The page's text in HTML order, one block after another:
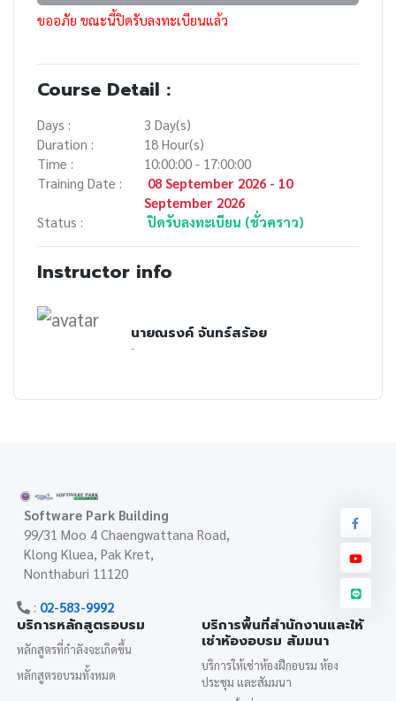
ขออภัย ขณะนี้ปิดรับลงทะเบียนแล้ว
Course Detail :
Days :
3 Day(s)
Duration :
18 Hour(s)
Time :
10:00:00 - 17:00:00
Training Date :
08 September 2026 - 10
September 2026
Status :
ปิดรับลงทะเบียน (ชั่วคราว)
Instructor info
นายณรงค์ จันทร์สร้อย
-
Software Park Building
99/31 Moo 4 Chaengwattana Road,
Klong Kluea, Pak Kret,
Nonthaburi 11120
: 02-583-9992
บริการหลักสูตรอบรม
หลักสูตรที่กำลังจะเกิดขึ้น
หลักสูตรอบรมทั้งหมด
บริการพื้นที่สำนักงานและให้
เช่าห้องอบรม สัมมนา
บริการให้เช่าห้องฝึกอบรม ห้อง
ประชุม และสัมมนา